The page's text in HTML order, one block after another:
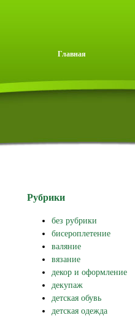
Главная
Рубрики
без рубрики
бисероплетение
валяние
вязание
декор и оформление
декупаж
детская обувь
детская одежда